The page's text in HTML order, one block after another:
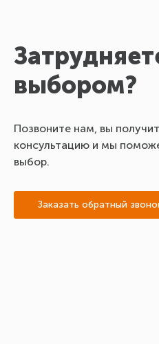
выбором?
Позвоните нам, вы
консультацию и мы
выбор.
Заказать обратный